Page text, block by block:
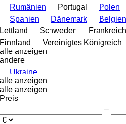
Rumänien
Portugal Polen
Spanien
Dänemark Belgien
Lettland
Schweden Frankreich
Finnland
Vereinigtes Königreich
alle anzeigen
andere
Ukraine
alle anzeigen
alle anzeigen
Preis
–